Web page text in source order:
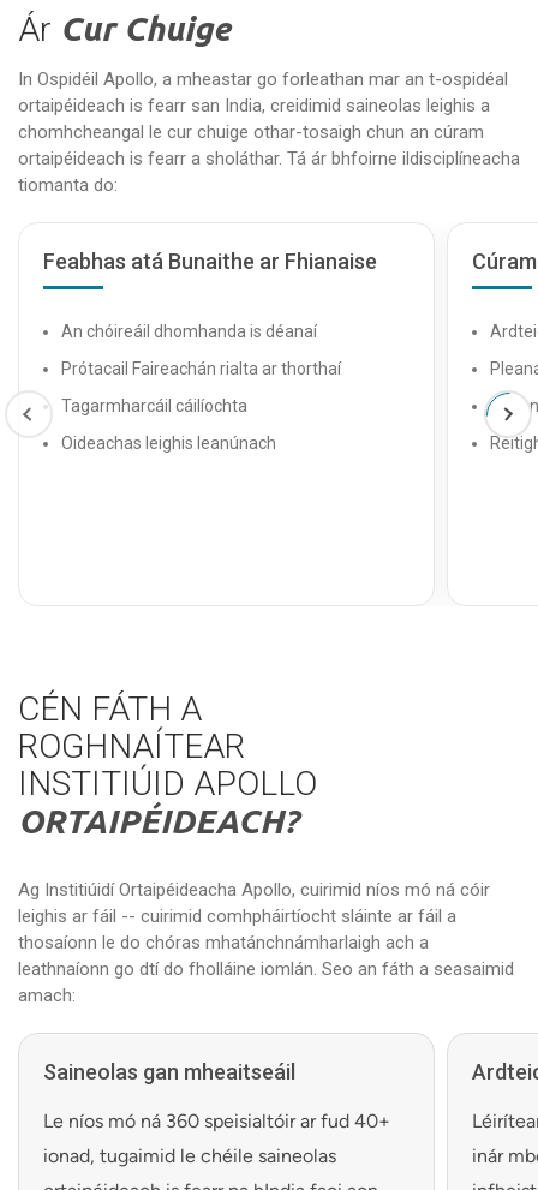
Ár Cur Chuige
In Ospidéil Apollo, a mheastar go forleathan mar an t-ospidéal
ortaipéideach is fearr san India, creidimid saineolas leighis a
chomhcheangal le cur chuige othar-tosaigh chun an cúram
ortaipéideach is fearr a sholáthar. Tá ár bhfoirne ildisciplíneacha
tiomanta do:
Feabhas atá Bunaithe ar Fhianaise
An chóireáil dhomhanda is déanaí
Prótacail Faireachán rialta ar thorthaí
Tagarmharcáil cáilíochta
Oideachas leighis leanúnach
CÉN FÁTH A
ROGHNAÍTEAR
INSTITIÚID APOLLO
ORTAIPÉIDEACH?
Ag Institiúidí Ortaipéideacha Apollo, cuirimid níos mó ná cóir
leighis ar fáil -- cuirimid comhpháirtíocht sláinte ar fáil a
thosaíonn le do chóras mhatánchnámharlaigh ach a
leathnaíonn go dtí do fholláine iomlán. Seo an fáth a seasaimid
amach:
Saineolas gan mheaitseáil
Le níos mó ná 360 speisialtóir ar fud 40+
ionad, tugaimid le chéile saineolas
inár